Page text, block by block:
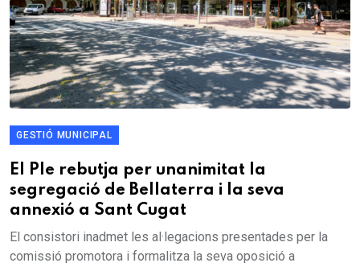
GESTIÓ MUNICIPAL
El Ple rebutja per unanimitat la
segregació de Bellaterra i la seva
annexió a Sant Cugat
El consistori inadmet les al·legacions presentades per la
comissió promotora i formalitza la seva oposició a